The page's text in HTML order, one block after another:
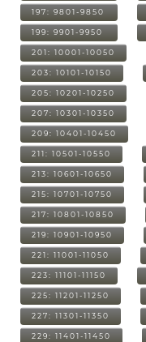
197: 9801-9850
199: 9901-9950
201: 10001-10050
203: 10101-10150
205: 10201-10250
207: 10301-10350
209: 10401-10450
211: 10501-10550
213: 10601-10650
215: 10701-10750
217: 10801-10850
219: 10901-10950
221: 11001-11050
223: 11101-11150
225: 11201-11250
227: 11301-11350
229: 11401-11450